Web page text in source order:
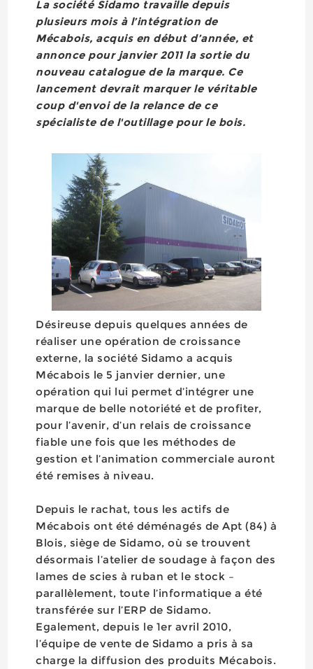
La société Sidamo travaille depuis
plusieurs mois à l’intégration de
Mécabois, acquis en début d’année, et
annonce pour janvier 2011 la sortie du
nouveau catalogue de la marque. Ce
lancement devrait marquer le véritable
coup d'envoi de la relance de ce
spécialiste de l'outillage pour le bois.
Désireuse depuis quelques années de
réaliser une opération de croissance
externe, la société Sidamo a acquis
Mécabois le 5 janvier dernier, une
opération qui lui permet d’intégrer une
marque de belle notoriété et de profiter,
pour l’avenir, d’un relais de croissance
fiable une fois que les méthodes de
gestion et l’animation commerciale auront
été remises à niveau.
Depuis le rachat, tous les actifs de
Mécabois ont été déménagés de Apt (84) à
Blois, siège de Sidamo, où se trouvent
désormais l’atelier de soudage à façon des
lames de scies à ruban et le stock –
parallèlement, toute l’informatique a été
transférée sur l’ERP de Sidamo.
Egalement, depuis le 1er avril 2010,
l’équipe de vente de Sidamo a pris à sa
charge la diffusion des produits Mécabois.